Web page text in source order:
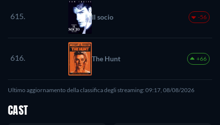
615. Il socio -56
616. The Hunt +66
Ultimo aggiornamento della classifica degli streaming: 09:17, 08/08/2026
CAST